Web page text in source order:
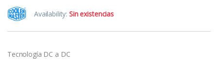
Availability:Sin existencias
Tecnología DC a DC